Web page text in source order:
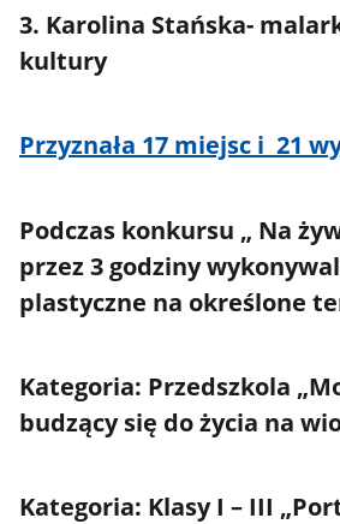
3. Karolina Stańska-
kultury
Przyznała 17 miejsc i 21
Podczas konkursu „ Na
przez 3 godziny
plastyczne na określone
Kategoria: Przedszkola
budzący się do życia na
Kategoria: Klasy I – III